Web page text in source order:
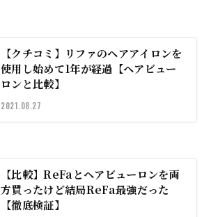
【クチコミ】リファのヘアアイロンを
使用し始めて1年が経過【ヘアビュー
ロンと比較】
2021.08.27
【比較】ReFaとヘアビューロンを両
方買ったけど結局ReFa最強だった
【徹底検証】